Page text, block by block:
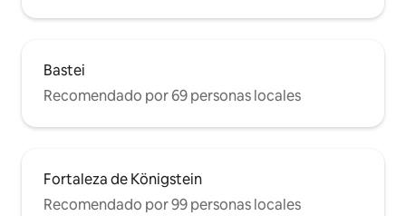
Bastei
Recomendado por 69 personas locales
Fortaleza de Königstein
Recomendado por 99 personas locales